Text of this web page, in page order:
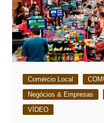
Comércio Local
Negócios & Empresas
VÍDEO